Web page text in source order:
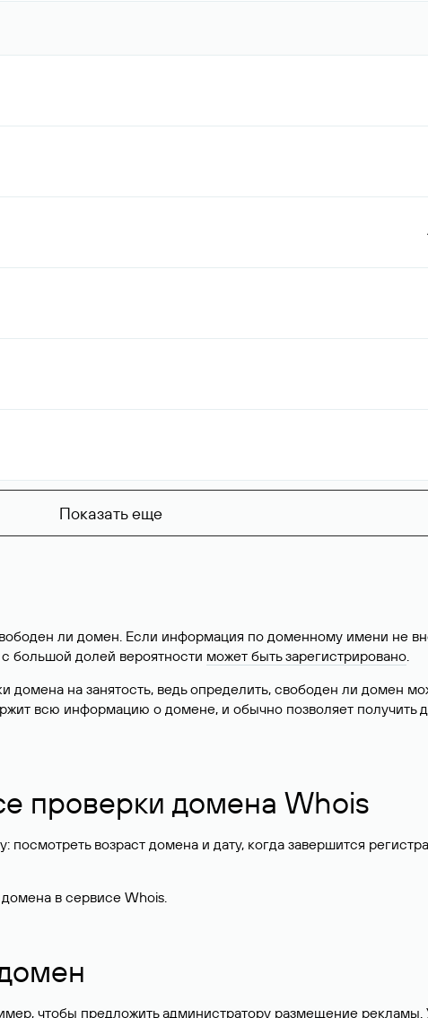
Показать еще
ли домен. Если информация по доменному имени не
большой долей вероятности может быть зарегистрировано.
домена на занятость, ведь определить, свободен ли домен
всю информацию о домене, и обычно позволяет получить
проверки домена Whois
возраст домена и дату, когда завершится
в сервисе Whois.
чтобы предложить администратору размещение рекламы.